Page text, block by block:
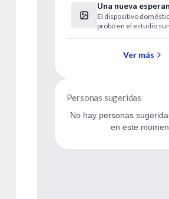
ciencia consiste en
mediocridad del
Una nueva
el zumbido en los
El dispositivo
probó en el estudio
Ver más
Personas sugeridas
No hay personas
en este